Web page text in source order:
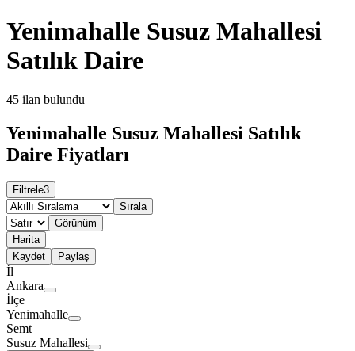
Yenimahalle Susuz Mahallesi
Satılık Daire
45 ilan bulundu
Yenimahalle Susuz Mahallesi Satılık
Daire Fiyatları
Filtrele3
Sırala
Görünüm
Harita
Kaydet
Paylaş
İl
Ankara
İlçe
Yenimahalle
Semt
Susuz Mahallesi